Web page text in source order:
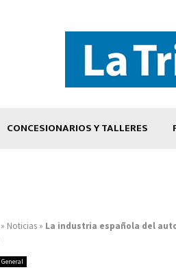
CONCESIONARIOS Y TALLERES
» Noticias » La industria española del
General